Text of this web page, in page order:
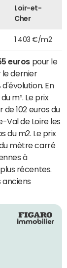
Loir-et-
Cher
1 403 €/m2
eurospour le
le dernier
d'évolution. En
m². Le prix
102 euros du
Val de Loire les
du m2. Le prix
mètre carré
à
récentes.
anciens